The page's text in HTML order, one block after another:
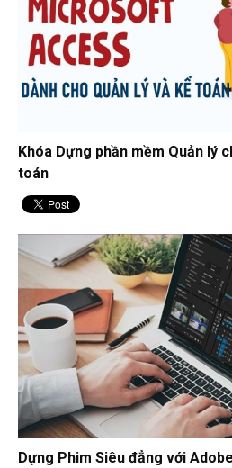
Khóa Dựng phần mềm Quản lý
toán
Dựng Phim Siêu đẳng với